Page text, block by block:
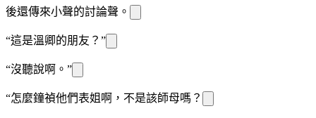
後還傳來小聲的討論聲。
“這是溫卿的朋友？”
“沒聽說啊。”
“怎麼鐘禎他們表姐啊，不是該師母嗎？